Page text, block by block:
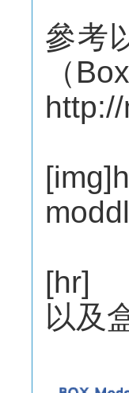
參考
（
[hr]
以及